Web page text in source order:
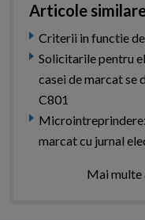
Articole
Criterii in functie
Solicitarile pentru
casei de marcat se
C801
marcat cu jurnal
Mai multe